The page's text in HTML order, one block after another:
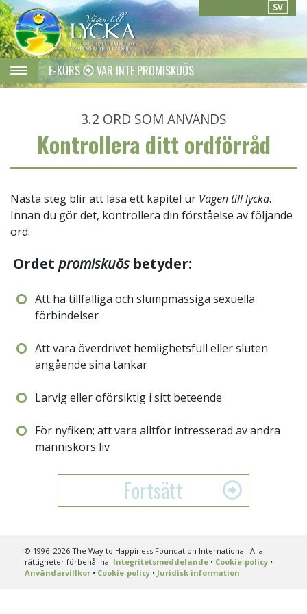
SV
E-KURS VAR INTE PROMISKUÖS
3.2 ORD SOM ANVÄNDS
Kontrollera ditt ordförråd
Nästa steg blir att läsa ett kapitel ur Vägen till lycka.
Innan du gör det, kontrollera din förståelse av följande
ord:
Ordet promiskuös betyder:
Att ha tillfälliga och slumpmässiga sexuella
förbindelser
Att vara överdrivet hemlighetsfull eller sluten
angående sina tankar
Larvig eller oförsiktig i sitt beteende
För nyfiken; att vara alltför intresserad av andra
människors liv
Fortsätt
© 1996–2026 The Way to Happiness Foundation International. Alla
rättigheter förbehållna. Integritetsmeddelande• Cookie-policy•
Användarvillkor• Cookie-policy• Juridisk information